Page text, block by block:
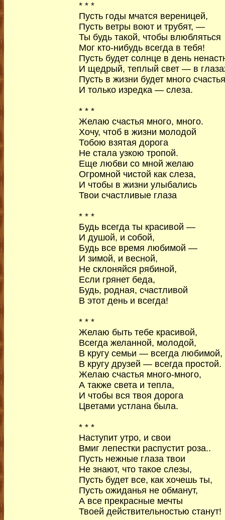
* * *
Пусть годы мчатся вереницей,
Пусть ветры воют и трубят, —
Ты будь такой, чтобы влюбляться
Мог кто-нибудь всегда в тебя!
Пусть будет солнце в день
И щедрый, теплый свет — в
Пусть в жизни будет много
И только изредка — слеза.
* * *
Желаю счастья много, много.
Хочу, чтоб в жизни молодой
Тобою взятая дорога
Не стала узкою тропой.
Еще любви со мной желаю
Огромной чистой как слеза,
И чтобы в жизни улыбались
Твои счастливые глаза
* * *
Будь всегда ты красивой —
И душой, и собой,
Будь все время любимой —
И зимой, и весной,
Не склоняйся рябиной,
Если грянет беда,
Будь, родная, счастливой
В этот день и всегда!
* * *
Желаю быть тебе красивой,
Всегда желанной, молодой,
В кругу семьи — всегда любимой,
В кругу друзей — всегда простой.
Желаю счастья много-много,
А также света и тепла,
И чтобы вся твоя дорога
Цветами устлана была.
* * *
Наступит утро, и свои
Вмиг лепестки распустит роза..
Пусть нежные глаза твои
Не знают, что такое слезы,
Пусть будет все, как хочешь ты,
Пусть ожиданья не обманут,
А все прекрасные мечты
Твоей действительностью станут!